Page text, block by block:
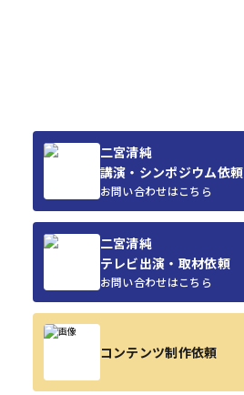
二宮清純
講演・シンポジウム依頼
お問い合わせはこちら
二宮清純
テレビ出演・取材依頼
お問い合わせはこちら
コンテンツ制作依頼